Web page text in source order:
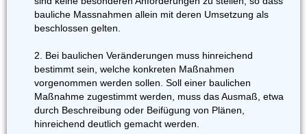
bauliche Massnahmen allein mit deren Umsetzung als
beschlossen gelten.
2. Bei baulichen Veränderungen muss hinreichend
bestimmt sein, welche konkreten Maßnahmen
vorgenommen werden sollen. Soll einer baulichen
Maßnahme zugestimmt werden, muss das Ausmaß, etwa
durch Beschreibung oder Beifügung von Plänen,
hinreichend deutlich gemacht werden.